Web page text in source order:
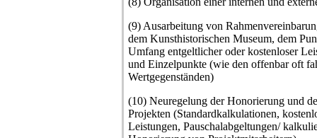
(9) Ausarbeitung von
dem Kunsthistorischen Museum, dem
Umfang entgeltlicher oder kostenloser
und Einzelpunkte (wie den offenbar oft
Wertgegenständen)
(10) Neuregelung der Honorierung und
Projekten (Standardkalkulationen,
Leistungen, Pauschalabgeltungen/